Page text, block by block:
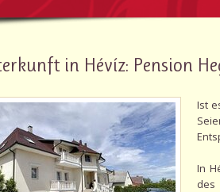
in Hévíz: Pension
Ist
In
des